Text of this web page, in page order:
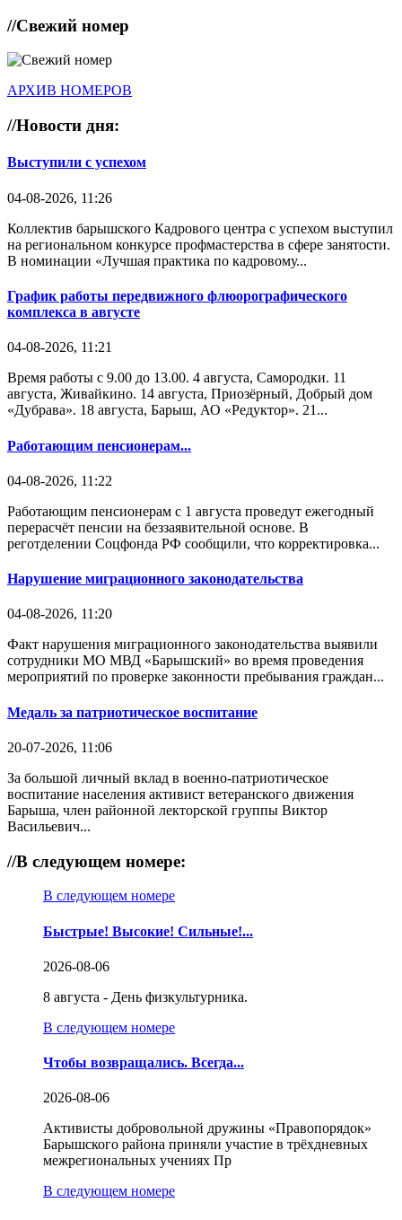
//Свежий номер
АРХИВ НОМЕРОВ
//Новости дня:
Выступили с успехом
04-08-2026, 11:26
Коллектив барышского Кадрового центра с успехом выступил
на региональном конкурсе профмастерства в сфере занятости.
В номинации «Лучшая практика по кадровому...
График работы передвижного флюорографического
комплекса в августе
04-08-2026, 11:21
Время работы с 9.00 до 13.00. 4 августа, Самородки. 11
августа, Живайкино. 14 августа, Приозёрный, Добрый дом
«Дубрава». 18 августа, Барыш, АО «Редуктор». 21...
Работающим пенсионерам...
04-08-2026, 11:22
Работающим пенсионерам с 1 августа проведут ежегодный
перерасчёт пенсии на беззаявительной основе. В
реготделении Соцфонда РФ сообщили, что корректировка...
Нарушение миграционного законодательства
04-08-2026, 11:20
Факт нарушения миграционного законодательства выявили
сотрудники МО МВД «Барышский» во время проведения
мероприятий по проверке законности пребывания граждан...
Медаль за патриотическое воспитание
20-07-2026, 11:06
За большой личный вклад в военно-патриотическое
воспитание населения активист ветеранского движения
Барыша, член районной лекторской группы Виктор
Васильевич...
//В следующем номере:
В следующем номере
Быстрые! Высокие! Сильные!...
2026-08-06
8 августа - День физкультурника.
В следующем номере
Чтобы возвращались. Всегда...
2026-08-06
Активисты добровольной дружины «Правопорядок»
Барышского района приняли участие в трёхдневных
межрегиональных учениях Пр
В следующем номере